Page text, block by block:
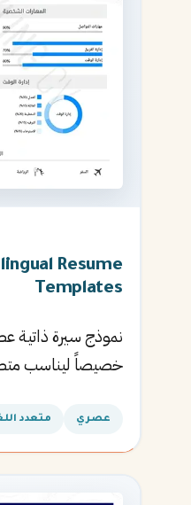
Resume
Templates
نموذج سيرة ذاتية
خصيصاً ليناسب
القادمة.
عصري متعدد